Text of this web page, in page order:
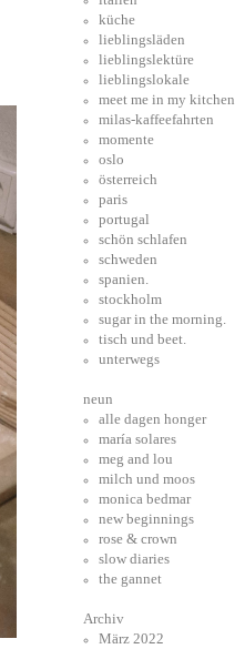
küche
lieblingsläden
lieblingslektüre
lieblingslokale
meet me in my kitchen
milas-kaffeefahrten
momente
oslo
österreich
paris
portugal
schön schlafen
schweden
spanien.
stockholm
sugar in the morning.
tisch und beet.
unterwegs
neun
alle dagen honger
maría solares
meg and lou
milch und moos
monica bedmar
new beginnings
rose & crown
slow diaries
the gannet
Archiv
März 2022